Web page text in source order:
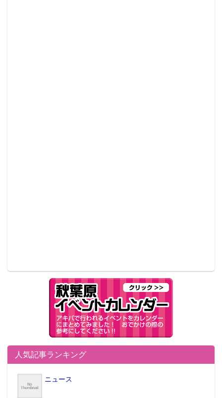
人気記事ランキング
ニュース